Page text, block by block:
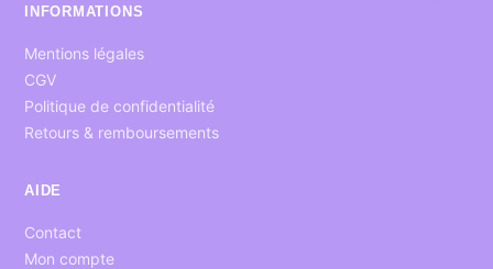
INFORMATIONS
Mentions légales
CGV
Politique de confidentialité
Retours & remboursements
AIDE
Contact
Mon compte